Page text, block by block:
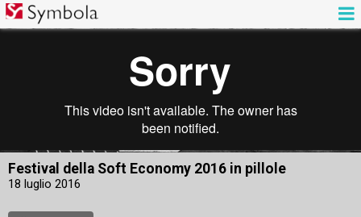
Festival della Soft Economy 2016 in pillole
18 luglio 2016